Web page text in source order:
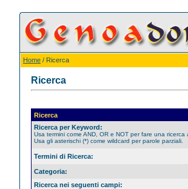
Home / Ricerca
Ricerca
Ricerca
Ricerca per Keyword:
Usa termini come AND, OR e NOT per fare una ricerca
Usa gli asterischi (*) come wildcard per parole parziali.
Termini di Ricerca:
Categoria:
Ricerca nei seguenti campi: